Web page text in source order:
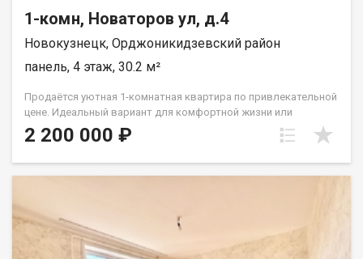
1-комн, Новаторов ул, д.4
Новокузнецк, Орджоникидзевский район
панель, 4 этаж, 30.2 м²
Продаётся уютная 1-комнатная квартира по привлекательной
цене. Идеальный вариант для комфортной жизни или
выгодного вложения. О квартире: Общая площадь: 30,2 кв.м
Кухня: 6 кв.м. Этаж: 4 Ремонт: частичный, готовый к
Совмещённый. Расположение и инфраструктура: Один из
площадки и места для отдыха Остановка общественного
транспорта рядом Вся повседневная инфраструктура под
рукой. Форма расчета: Материнский капитал Ипотека
2 200 000 ₽